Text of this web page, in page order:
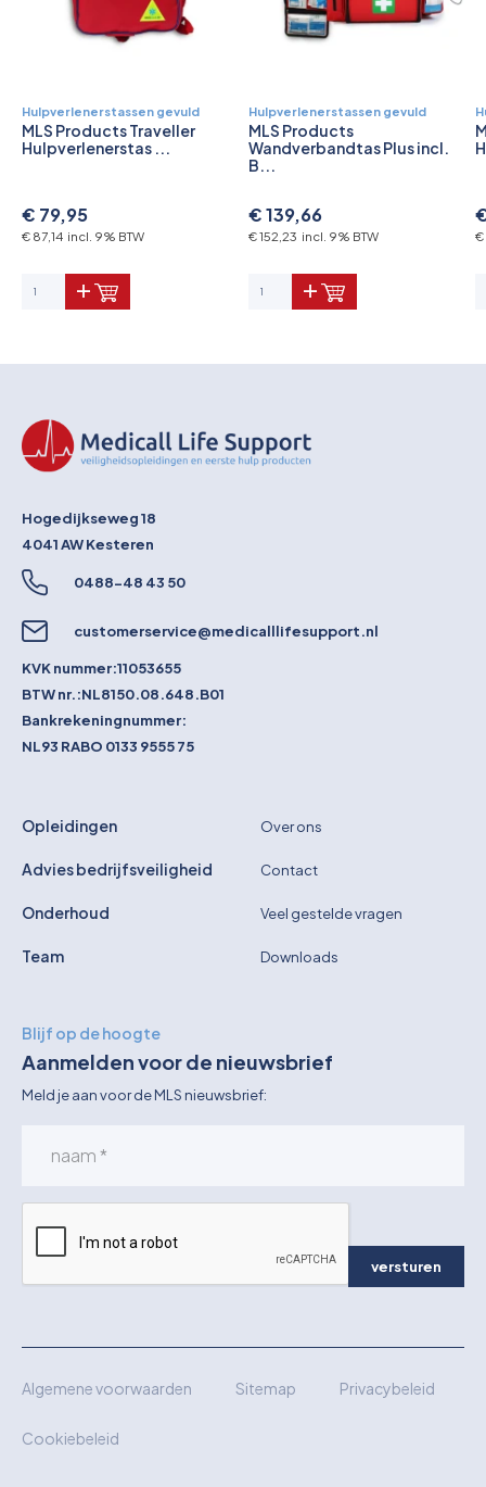
Hulpverlenerstassen gevuld
MLS Products Traveller
Hulpverlenerstas ...
€ 79,95
€ 87,14 incl. 9% BTW
Hulpverlenerstassen gevuld
MLS Products
Wandverbandtas Plus incl.
B...
€ 139,66
€ 152,23 incl. 9% BTW €
Hogedijkseweg 18
4041 AWKesteren
0488-48 43 50
customerservice@medicalllifesupport.nl
KVK nummer:11053655
BTW nr.:NL8150.08.648.B01
Bankrekeningnummer:
NL93 RABO 0133 9555 75
Opleidingen
Advies bedrijfsveiligheid
Onderhoud
Team
Over ons
Contact
Veel gestelde vragen
Downloads
Blijf op de hoogte
Aanmelden voor de nieuwsbrief
Meld je aan voor de MLS nieuwsbrief:
versturen
Algemene voorwaarden Sitemap Privacybeleid
Cookiebeleid